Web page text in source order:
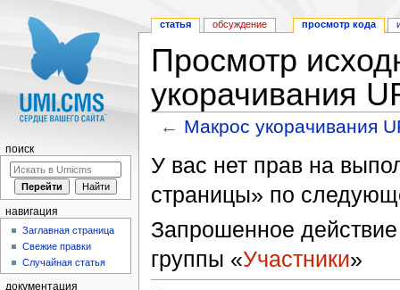
Просмотр
укорачивания
← Макрос укорачивания
У вас нет прав на
страницы» по
Запрошенное действие
группы «Участники»
статья обсуждение просмотр кода
поиск
навигация
Заглавная страница
Свежие правки
Случайная статья
документация